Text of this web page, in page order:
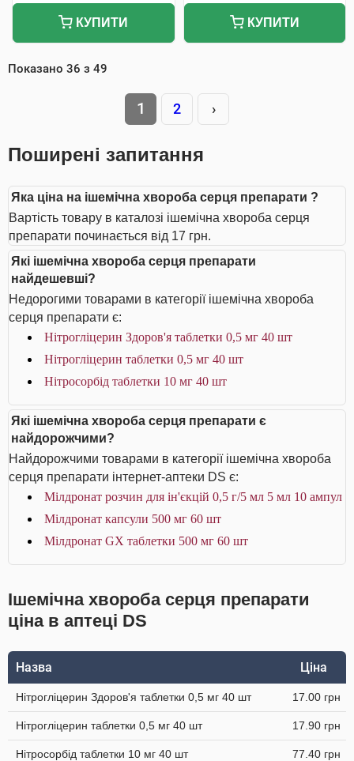
КУПИТИ КУПИТИ
Показано 36 з 49
1 2 ›
Поширені запитання
Яка ціна на ішемічна хвороба серця препарати ?
Вартість товару в каталозі ішемічна хвороба серця
препарати починається від 17 грн.
Які ішемічна хвороба серця препарати
найдешевші?
Недорогими товарами в категорії ішемічна хвороба
серця препарати є:
Нітрогліцерин Здоров'я таблетки 0,5 мг 40 шт
Нітрогліцерин таблетки 0,5 мг 40 шт
Нітросорбід таблетки 10 мг 40 шт
Які ішемічна хвороба серця препарати є
найдорожчими?
Найдорожчими товарами в категорії ішемічна хвороба
серця препарати інтернет-аптеки DS є:
Мілдронат розчин для ін'єкцій 0,5 г/5 мл 5 мл 10 ампул
Мілдронат капсули 500 мг 60 шт
Мілдронат GX таблетки 500 мг 60 шт
Ішемічна хвороба серця препарати
ціна в аптеці DS
Назва Ціна
Нітрогліцерин Здоров'я таблетки 0,5 мг 40 шт 17.00 грн
Нітрогліцерин таблетки 0,5 мг 40 шт 17.90 грн
Нітросорбід таблетки 10 мг 40 шт 77.40 грн